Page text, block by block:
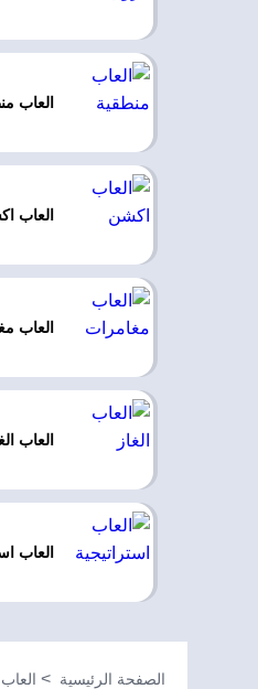
العاب
العاب
العاب
العاب
العاب
الصفحة الرئيسية